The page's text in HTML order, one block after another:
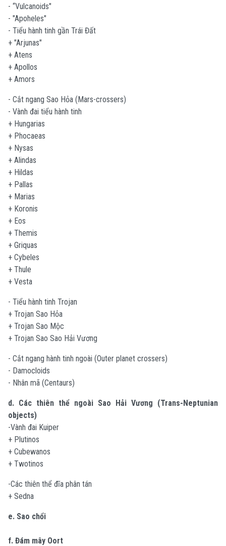
- “Vulcanoids"
- "Apoheles"
- Tiểu hành tinh gần Trái Đất
+ "Arjunas"
+ Atens
+ Apollos
+ Amors
- Cắt ngang Sao Hỏa (Mars-crossers)
- Vành đai tiểu hành tinh
+ Hungarias
+ Phocaeas
+ Nysas
+ Alindas
+ Hildas
+ Pallas
+ Marias
+ Koronis
+ Eos
+ Themis
+ Griquas
+ Cybeles
+ Thule
+ Vesta
- Tiểu hành tinh Trojan
+ Trojan Sao Hỏa
+ Trojan Sao Mộc
+ Trojan Sao Sao Hải Vương
- Cắt ngang hành tinh ngoài (Outer planet crossers)
- Damocloids
- Nhân mã (Centaurs)
d. Các thiên thể ngoài Sao Hải Vương (Trans-Neptunian
objects)
-Vành đai Kuiper
+ Plutinos
+ Cubewanos
+ Twotinos
-Các thiên thể đĩa phân tán
+ Sedna
e. Sao chổi
f. Đám mây Oort